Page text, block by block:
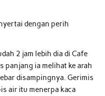
dengan perih
2 jam lebih dia di Cafe
panjang ia melihat ke arah
disampingnya. Gerimis
air itu menerpa kaca